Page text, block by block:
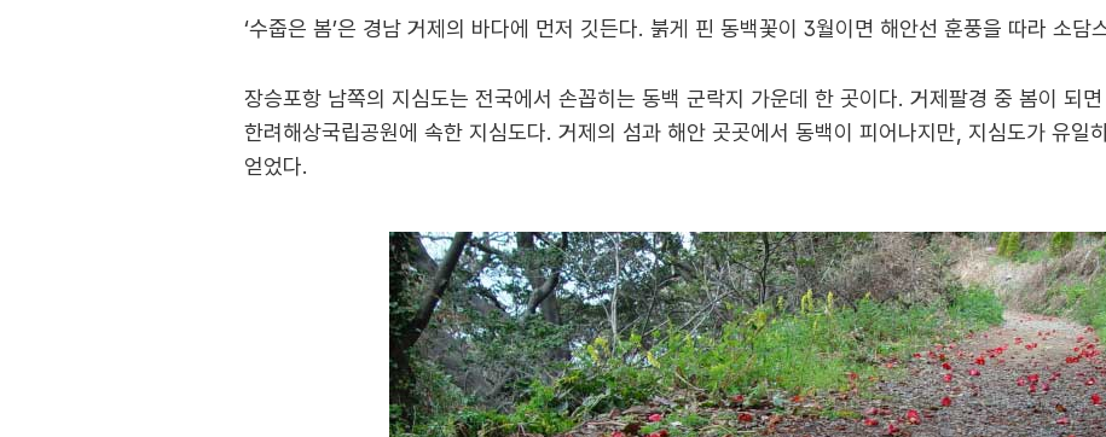
‘수줍은 봄’은 경남 거제의 바다에 먼저 깃든다. 붉게 핀 동백꽃이 3월이면 해안선 훈풍을 따라 소담
장승포항 남쪽의 지심도는 전국에서 손꼽히는 동백 군락지 가운데 한 곳이다. 거제팔경 중 봄이 되
한려해상국립공원에 속한 지심도다. 거제의 섬과 해안 곳곳에서 동백이 피어나지만, 지심도가 유일
얻었다.